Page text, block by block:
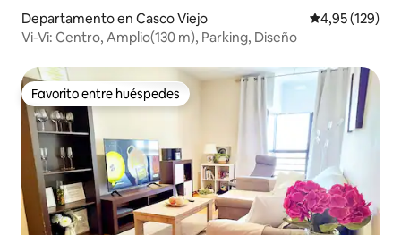
Departamento en Casco Viejo Calificación
4,95 (129)
Vi-Vi: Centro, Amplio(130 m), Parking, Diseño
Favorito entre huéspedes
Favorito entre huéspedes